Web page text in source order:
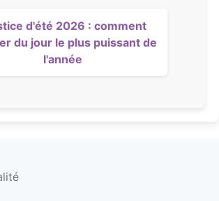
d'été 2026 : comment
du jour le plus puissant de
l'année